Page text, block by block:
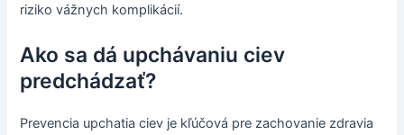
riziko vážnych komplikácií.
Ako sa dá upchávaniu ciev
predchádzať?
Prevencia upchatia ciev je kľúčová pre zachovanie zdravia